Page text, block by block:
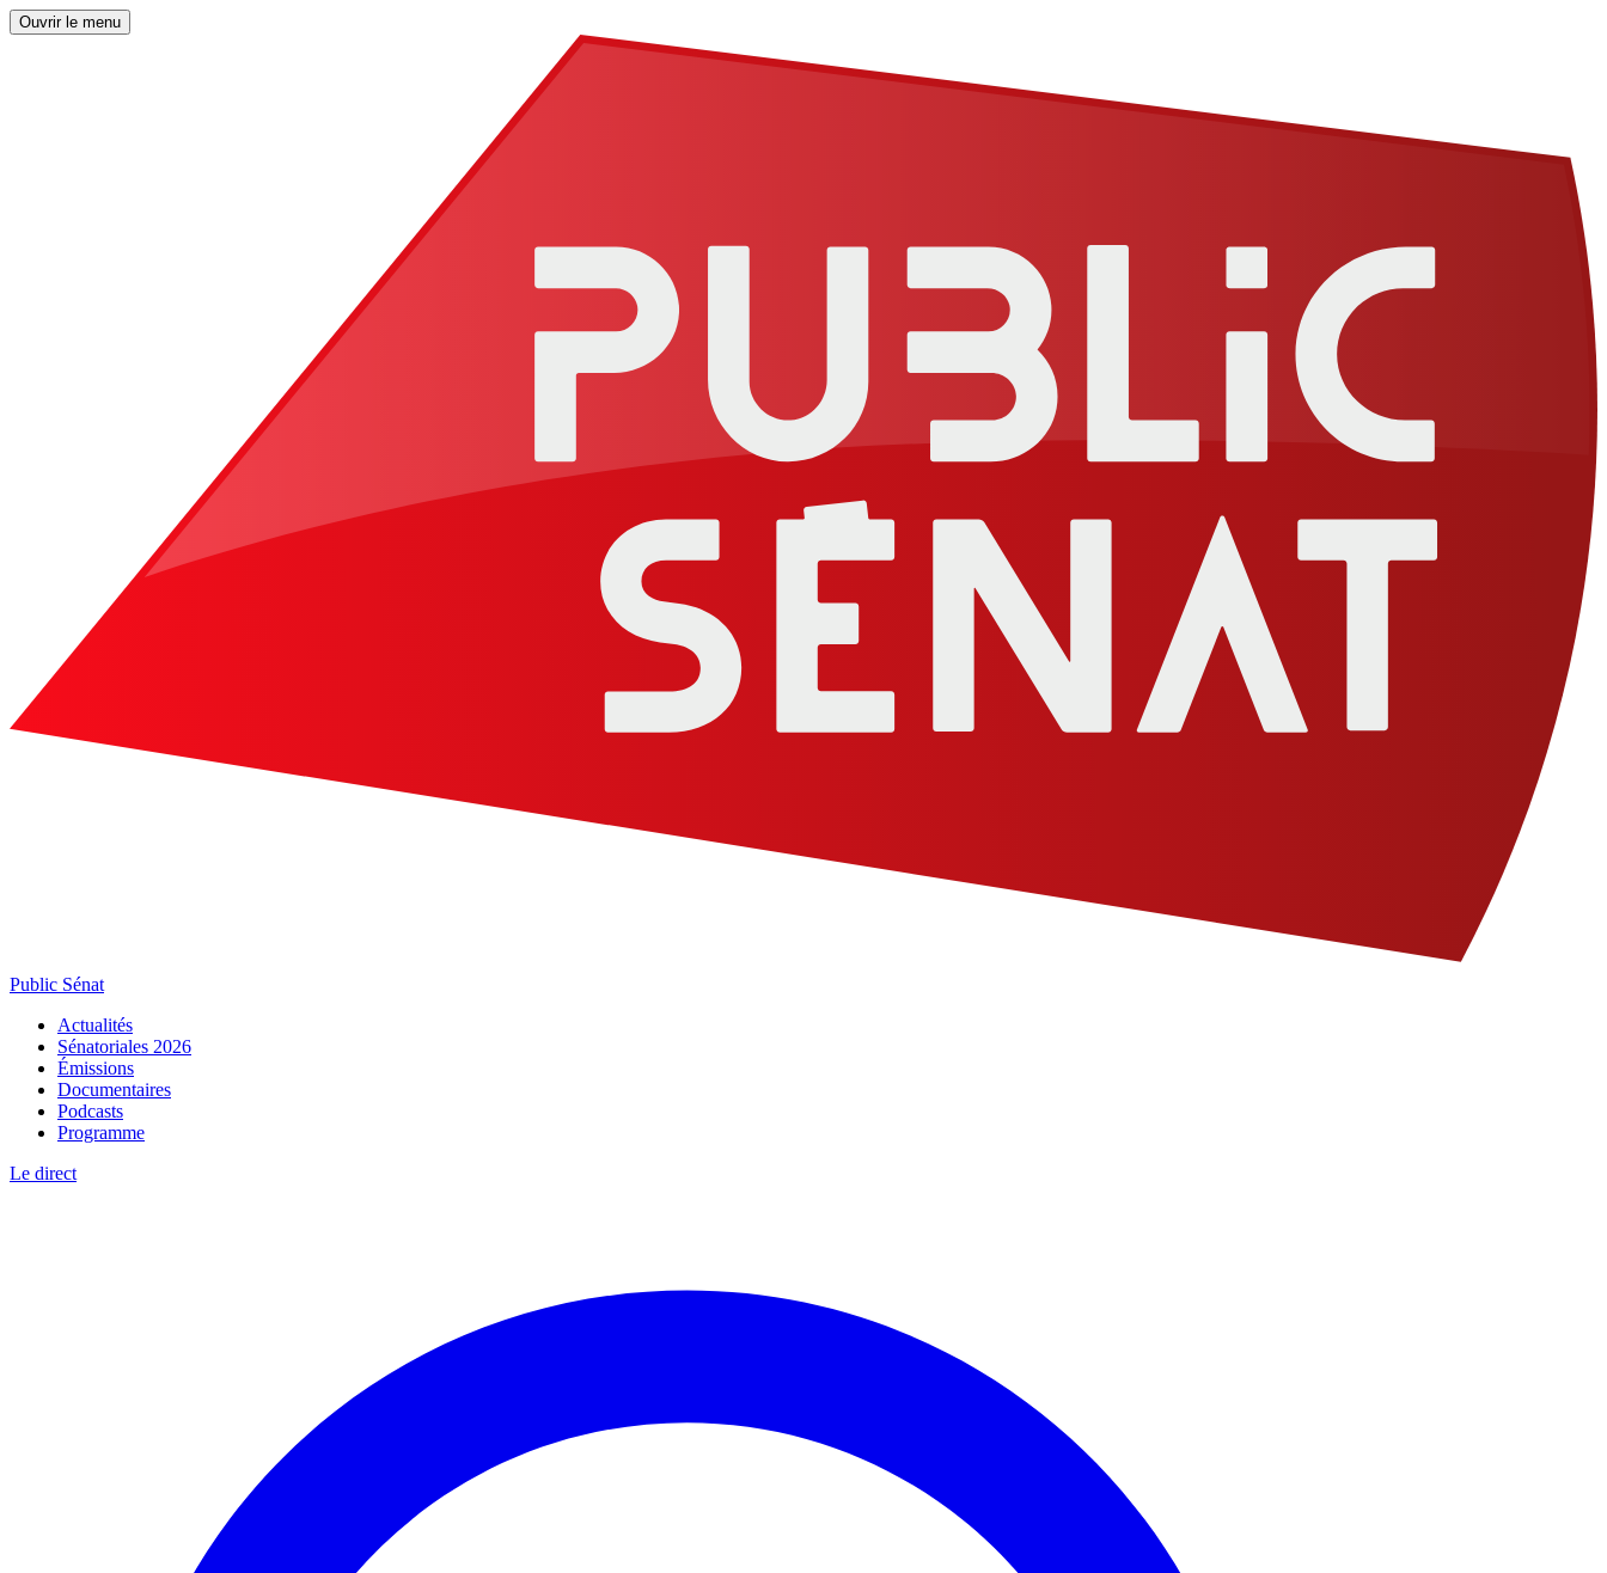
Ouvrir le menu
Public Sénat
Actualités
Sénatoriales 2026
Émissions
Documentaires
Podcasts
Programme
Le direct